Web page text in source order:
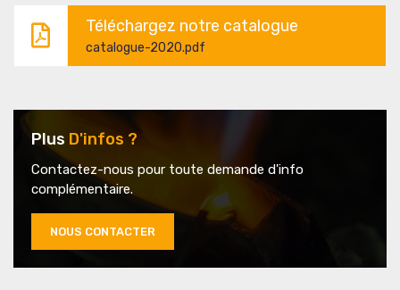
Téléchargez notre catalogue
catalogue-2020.pdf
Plus D'infos ?
Contactez-nous pour toute demande d'info
complémentaire.
NOUS CONTACTER